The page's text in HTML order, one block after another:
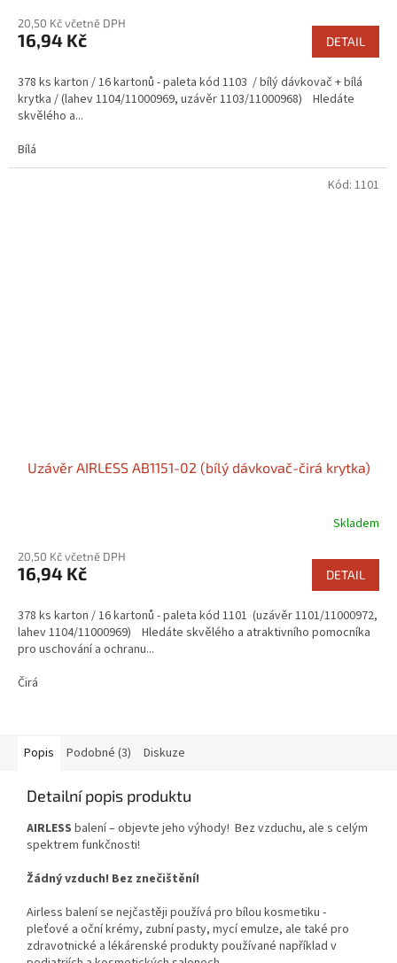
20,50 Kč včetně DPH
16,94 Kč DETAIL
378 ks karton / 16 kartonů - paleta kód 1103 / bílý dávkovač + bílá
krytka / (lahev 1104/11000969, uzávěr 1103/11000968) Hledáte
skvělého a...
Bílá
Uzávěr AIRLESS AB1151-02 (bílý dávkovač-čirá krytka)
Skladem
20,50 Kč včetně DPH
16,94 Kč DETAIL
378 ks karton / 16 kartonů - paleta kód 1101 (uzávěr 1101/11000972,
lahev 1104/11000969) Hledáte skvělého a atraktivního pomocníka
pro uschování a ochranu...
Čirá
Kód: 1101
Popis Podobné (3) Diskuze
Detailní popis produktu
AIRLESS balení – objevte jeho výhody! Bez vzduchu, ale s celým
spektrem funkčnosti!
Žádný vzduch! Bez znečištění!
Airless balení se nejčastěji používá pro bílou kosmetiku -
pleťové a oční krémy, zubní pasty, mycí emulze, ale také pro
zdravotnické a lékárenské produkty používané například v